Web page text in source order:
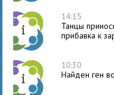
14:15
Танцы
прибавка к
10:30
Найден ген